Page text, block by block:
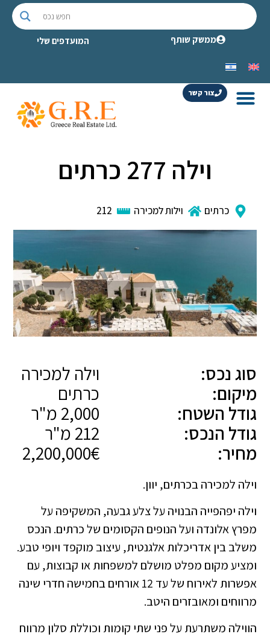
ממשק שותף המועדפים שלי
צור קשר
וילה 277 כרתים
כרתים וילות למכירה 212
סוג נכס:
וילה למכירה
מיקום:
כרתים
גודל השטח:
גודל הנכס:
מחיר:
2,200,000€
וילה למכירה בכרתים, יוון.
וילה יפהפייה הבנויה על צלע גבעה, המשקיפה על
מפרץ אלונדה ועל הנופים הקסומים של כרתים. הנכס
משלב בין אדריכלות אלגנטית, עיצוב מוקפד ויופי טבע.
ומציע מקום מפלט מושלם למשפחות או קבוצות, עם
אפשרות לאירוח של עד 12 אורחים בחמישה חדרי שינה
מרווחים ומאובזרים היטב.
הווילה משתרעת על פני שתי קומות וכוללת סלון מרווח